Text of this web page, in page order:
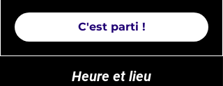
C'est parti !
Heure et lieu